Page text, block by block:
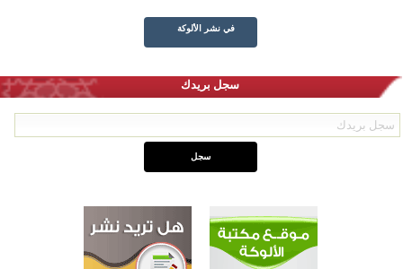
في نشر الألوكة
سجل بريدك